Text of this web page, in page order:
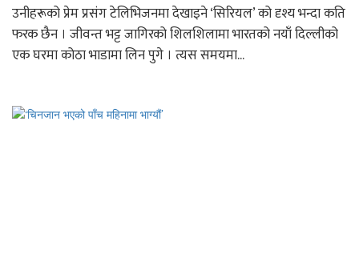
उनीहरूको प्रेम प्रसंग टेलिभिजनमा देखाइने ‘सिरियल’ को दृश्य भन्दा कति
फरक छैन । जीवन्त भट्ट जागिरको शिलशिलामा भारतको नयाँ दिल्लीको
एक घरमा कोठा भाडामा लिन पुगे । त्यस समयमा...